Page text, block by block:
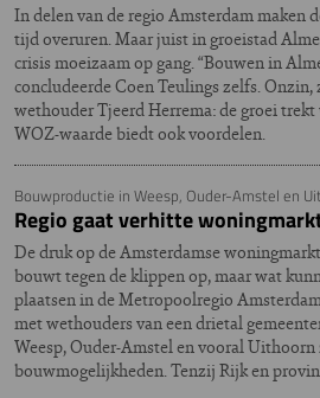
In delen van de regio Amsterdam maken
tijd overuren. Maar juist in groeistad
crisis moeizaam op gang. “Bouwen in
concludeerde Coen Teulings zelfs. Onzin,
wethouder Tjeerd Herrema: de groei trekt
WOZ-waarde biedt ook voordelen.
Bouwproductie in Weesp, Ouder-Amstel en
Regio gaat verhitte
De druk op de Amsterdamse
bouwt tegen de klippen op, maar wat
plaatsen in de Metropoolregio
met wethouders van een drietal
Weesp, Ouder-Amstel en vooral
bouwmogelijkheden. Tenzij Rijk en